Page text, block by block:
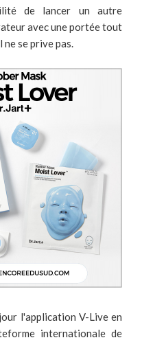
de lancer un autre
avec une portée tout
se prive pas.
l'application V-Live en
internationale de